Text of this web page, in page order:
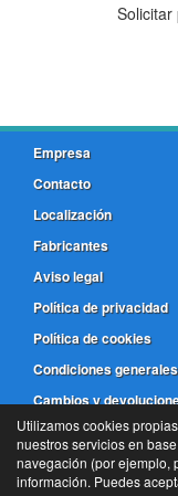
Solicitar
Empresa
Contacto
Localización
Fabricantes
Aviso legal
Política de privacidad
Política de cookies
Condiciones
Cambios y
© Frenos Coruña
Utilizamos cookies
nuestros servicios en
navegación (por ejemplo,
información. Puedes